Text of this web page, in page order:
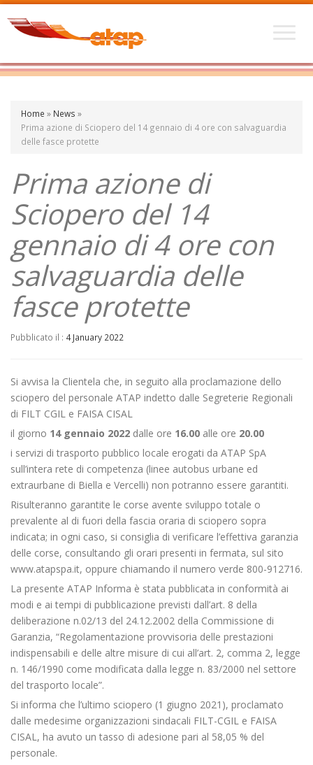
Home » News »
Prima azione di Sciopero del 14 gennaio di 4 ore con salvaguardia
delle fasce protette
Prima azione di
Sciopero del 14
gennaio di 4 ore con
salvaguardia delle
fasce protette
Pubblicato il : 4 January 2022
Si avvisa la Clientela che, in seguito alla proclamazione dello
sciopero del personale ATAP indetto dalle Segreterie Regionali
di FILT CGIL e FAISA CISAL
il giorno 14 gennaio 2022 dalle ore 16.00 alle ore 20.00
i servizi di trasporto pubblico locale erogati da ATAP SpA
sull’intera rete di competenza (linee autobus urbane ed
extraurbane di Biella e Vercelli) non potranno essere garantiti.
Risulteranno garantite le corse avente sviluppo totale o
prevalente al di fuori della fascia oraria di sciopero sopra
indicata; in ogni caso, si consiglia di verificare l’effettiva garanzia
delle corse, consultando gli orari presenti in fermata, sul sito
www.atapspa.it, oppure chiamando il numero verde 800-912716.
La presente ATAP Informa è stata pubblicata in conformità ai
modi e ai tempi di pubblicazione previsti dall’art. 8 della
deliberazione n.02/13 del 24.12.2002 della Commissione di
Garanzia, “Regolamentazione provvisoria delle prestazioni
indispensabili e delle altre misure di cui all’art. 2, comma 2, legge
n. 146/1990 come modificata dalla legge n. 83/2000 nel settore
del trasporto locale”.
Si informa che l’ultimo sciopero (1 giugno 2021), proclamato
dalle medesime organizzazioni sindacali FILT-CGIL e FAISA
CISAL, ha avuto un tasso di adesione pari al 58,05 % del
personale.